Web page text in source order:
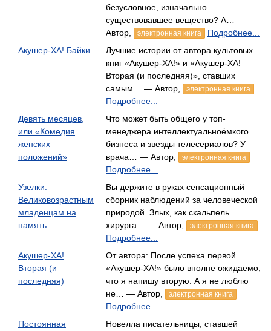
безусловное, изначально
существовавшее вещество? А… —
Автор,
электронная книга
Подробнее...
Акушер-ХА! Байки
Лучшие истории от автора культовых
книг «Акушер-ХА!» и «Акушер-ХА!
Вторая (и последняя)», ставших
самым… — Автор,
электронная книга
Подробнее...
Девять месяцев,
или «Комедия
женских
положений»
Что может быть общего у топ-
менеджера интеллектуальноёмкого
бизнеса и звезды телесериалов? У
врача… — Автор,
электронная книга
Подробнее...
Узелки.
Великовозрастным
младенцам на
память
Вы держите в руках сенсационный
сборник наблюдений за человеческой
природой. Злых, как скальпель
хирурга… — Автор,
электронная книга
Подробнее...
Акушер-ХА!
Вторая (и
последняя)
От автора: После успеха первой
«Акушер-ХА!» было вполне ожидаемо,
что я напишу вторую. А я не люблю
не… — Автор,
электронная книга
Подробнее...
Постоянная
Новелла писательницы, ставшей